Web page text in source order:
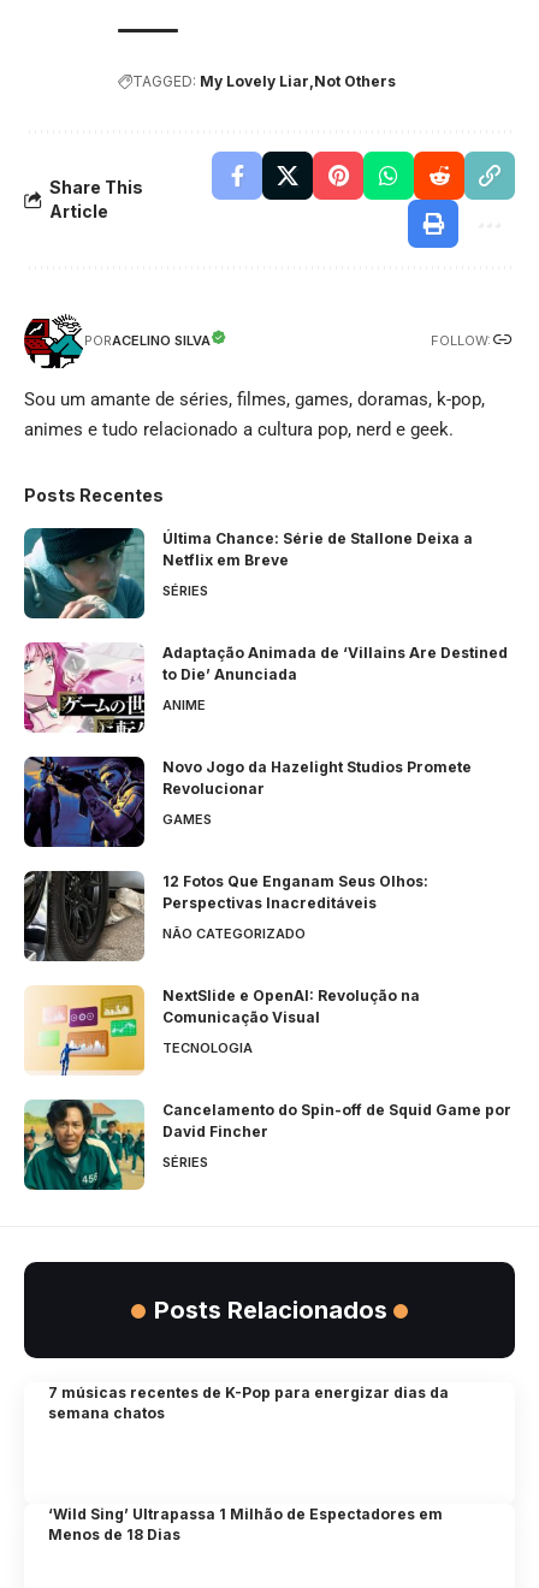
TAGGED: My Lovely Liar Not Others
Share This
Article
PORACELINO SILVA FOLLOW:
Sou um amante de séries, filmes, games, doramas, k-pop,
animes e tudo relacionado a cultura pop, nerd e geek.
Posts Recentes
Última Chance: Série de Stallone Deixa a
Netflix em Breve
SÉRIES
Adaptação Animada de ‘Villains Are Destined
to Die’ Anunciada
ANIME
Novo Jogo da Hazelight Studios Promete
Revolucionar
GAMES
12 Fotos Que Enganam Seus Olhos:
Perspectivas Inacreditáveis
NÃO CATEGORIZADO
NextSlide e OpenAI: Revolução na
Comunicação Visual
TECNOLOGIA
Cancelamento do Spin-off de Squid Game por
David Fincher
SÉRIES
Posts Relacionados
7 músicas recentes de K-Pop para energizar dias da
semana chatos
‘Wild Sing’ Ultrapassa 1 Milhão de Espectadores em
Menos de 18 Dias